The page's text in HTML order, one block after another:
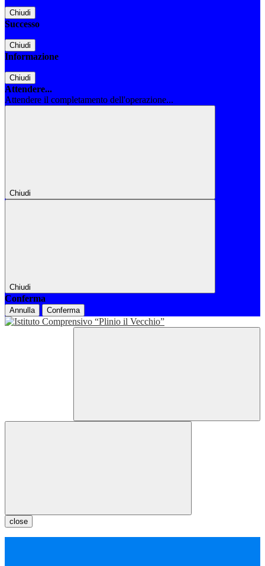
Chiudi
Successo
Chiudi
Informazione
Chiudi
Attendere...
Attendere il completamento dell'operazione...
Chiudi
Chiudi
Conferma
Annulla Conferma
close